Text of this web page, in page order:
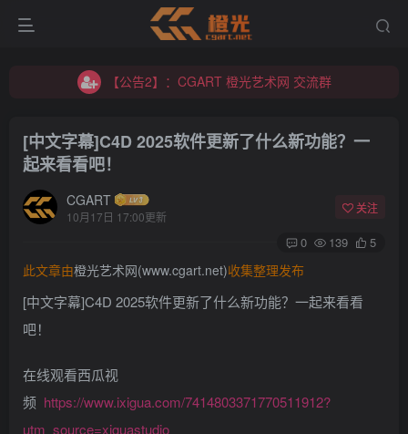
【公告2】：CGART 橙光艺术网 交流群
【公告2】：CGART 橙光艺术网 交流群
[中文字幕]C4D 2025软件更新了什么新功能？一
起来看看吧！
CGART
10月17日 17:00更新
关注
0 139 5
此文章由橙光艺术网(www.cgart.net)收集整理发布
[中文字幕]C4D 2025软件更新了什么新功能？一起来看看
吧！
在线观看西瓜视
频 https://www.ixigua.com/7414803371770511912?
utm_source=xiguastudio
登录
没有账号？立即注册
登录密码
记住登录